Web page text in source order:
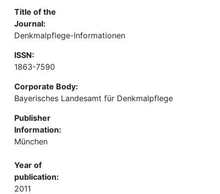
Title of the
Journal:
Denkmalpflege-Informationen
ISSN:
1863-7590
Corporate Body:
Bayerisches Landesamt für Denkmalpflege
Publisher
Information:
München
Year of
publication:
2011